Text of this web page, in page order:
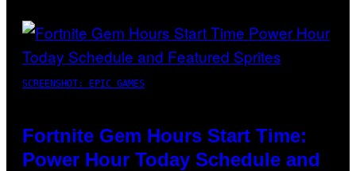
SCREENSHOT: EPIC GAMES
Fortnite Gem Hours Start Time:
Power Hour Today Schedule and